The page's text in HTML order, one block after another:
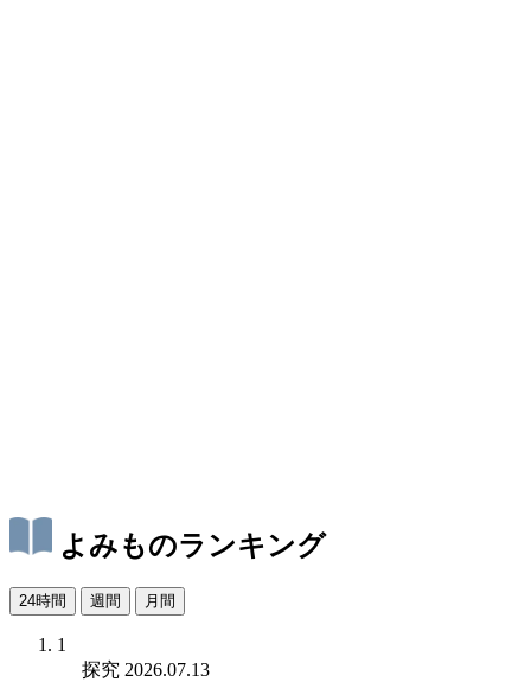
よみものランキング
24時間 週間 月間
1
探究 2026.07.13